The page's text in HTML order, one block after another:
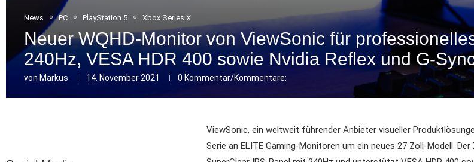
News PC PlayStation 5 Xbox Series X
Neuer WQHD-Monitor von ViewSonic für
240Hz, VESA HDR 400 sowie Nvidia Reflex und G-
von Markus 14. November 2021 0 Kommentar/Kommentare:
ViewSonic, ein weltweit führender Anbieter visueller
Serie an ELITE Gaming-Monitoren um ein neues 27 Zoll-Modell. Der